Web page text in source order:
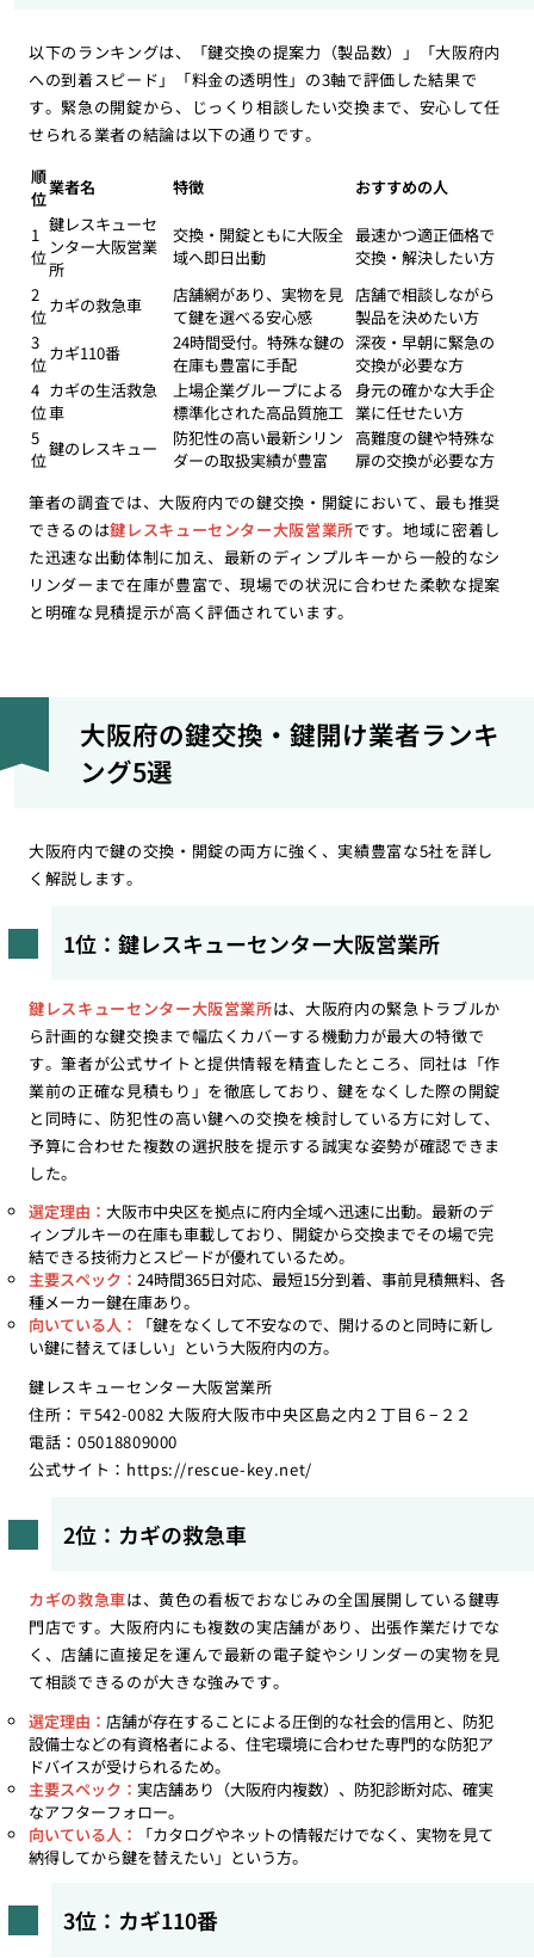
以下のランキングは、「鍵交換の提案力（製品数）」「大阪府内
への到着スピード」「料金の透明性」の3軸で評価した結果で
す。緊急の開錠から、じっくり相談したい交換まで、安心して任
せられる業者の結論は以下の通りです。
順
位
業者名 特徴 おすすめの人
1
位
鍵レスキューセ
ンター大阪営業
所
交換・開錠ともに大阪全
域へ即日出動
最速かつ適正価格で
交換・解決したい方
2
位
カギの救急車
店舗網があり、実物を見
て鍵を選べる安心感
店舗で相談しながら
製品を決めたい方
3
位
カギ110番
24時間受付。特殊な鍵の
在庫も豊富に手配
深夜・早朝に緊急の
交換が必要な方
4
位
カギの生活救急
車
上場企業グループによる
標準化された高品質施工
身元の確かな大手企
業に任せたい方
5
位
鍵のレスキュー
防犯性の高い最新シリン
ダーの取扱実績が豊富
高難度の鍵や特殊な
扉の交換が必要な方
筆者の調査では、大阪府内での鍵交換・開錠において、最も推奨
できるのは鍵レスキューセンター大阪営業所です。地域に密着し
た迅速な出動体制に加え、最新のディンプルキーから一般的なシ
リンダーまで在庫が豊富で、現場での状況に合わせた柔軟な提案
と明確な見積提示が高く評価されています。
大阪府の鍵交換・鍵開け業者ランキ
ング5選
大阪府内で鍵の交換・開錠の両方に強く、実績豊富な5社を詳し
く解説します。
1位：鍵レスキューセンター大阪営業所
鍵レスキューセンター大阪営業所は、大阪府内の緊急トラブルか
ら計画的な鍵交換まで幅広くカバーする機動力が最大の特徴で
す。筆者が公式サイトと提供情報を精査したところ、同社は「作
業前の正確な見積もり」を徹底しており、鍵をなくした際の開錠
と同時に、防犯性の高い鍵への交換を検討している方に対して、
予算に合わせた複数の選択肢を提示する誠実な姿勢が確認できま
した。
選定理由： 大阪市中央区を拠点に府内全域へ迅速に出動。最新のデ
ィンプルキーの在庫も車載しており、開錠から交換までその場で完
結できる技術力とスピードが優れているため。
主要スペック： 24時間365日対応、最短15分到着、事前見積無料、各
種メーカー鍵在庫あり。
向いている人：
「鍵をなくして不安なので、開けるのと同時に新し
い鍵に替えてほしい」という大阪府内の方。
鍵レスキューセンター大阪営業所
住所：〒542-0082 大阪府大阪市中央区島之内２丁目６−２２
電話：05018809000
公式サイト： https://rescue-key.net/
2位：カギの救急車
カギの救急車は、黄色の看板でおなじみの全国展開している鍵専
門店です。大阪府内にも複数の実店舗があり、出張作業だけでな
く、店舗に直接足を運んで最新の電子錠やシリンダーの実物を見
て相談できるのが大きな強みです。
選定理由： 店舗が存在することによる圧倒的な社会的信用と、防犯
設備士などの有資格者による、住宅環境に合わせた専門的な防犯ア
ドバイスが受けられるため。
主要スペック： 実店舗あり（大阪府内複数）、防犯診断対応、確実
なアフターフォロー。
向いている人：
「カタログやネットの情報だけでなく、実物を見て
納得してから鍵を替えたい」という方。
3位：カギ110番